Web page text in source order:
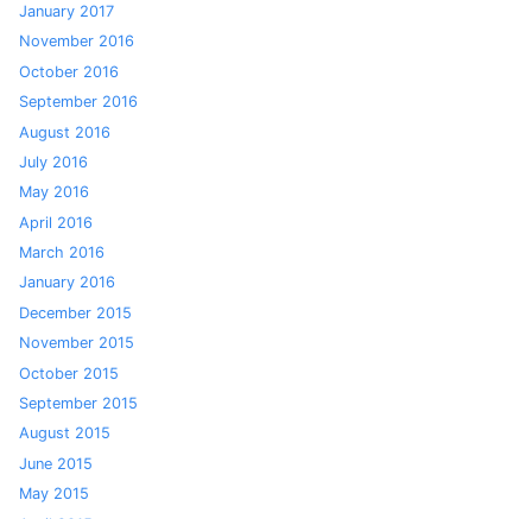
January 2017
November 2016
October 2016
September 2016
August 2016
July 2016
May 2016
April 2016
March 2016
January 2016
December 2015
November 2015
October 2015
September 2015
August 2015
June 2015
May 2015